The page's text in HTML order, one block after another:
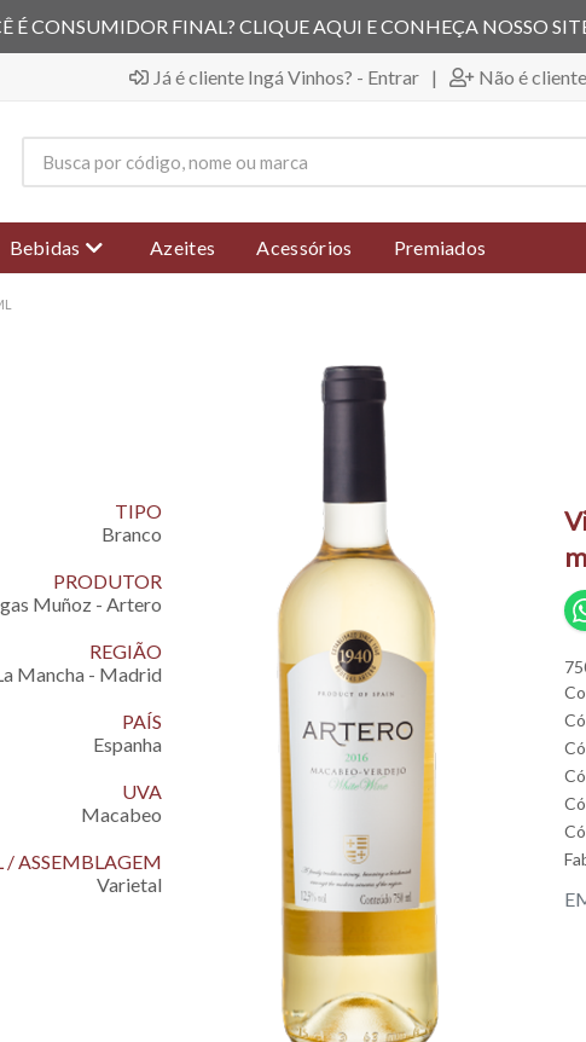
É CONSUMIDOR FINAL? CLIQUE AQUI E CONHEÇA NOSSO
Já é cliente Ingá Vinhos? - Entrar | Não é
Bebidas Azeites Acessórios Premiados
TIPO
Branco
PRODUTOR
Muñoz - Artero
REGIÃO
Mancha - Madrid
PAÍS
Espanha
UVA
Macabeo
/ ASSEMBLAGEM
Varietal